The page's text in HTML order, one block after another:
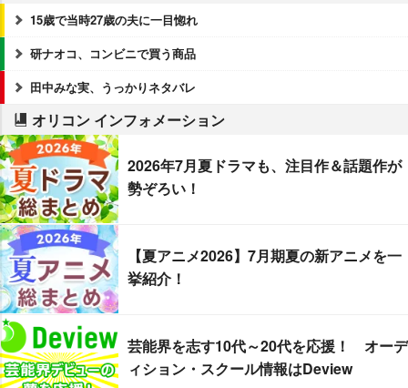
15歳で当時27歳の夫に一目惚れ
研ナオコ、コンビニで買う商品
田中みな実、うっかりネタバレ
オリコン インフォメーション
2026年7月夏ドラマも、注目作＆話題作が
勢ぞろい！
【夏アニメ2026】7月期夏の新アニメを一
挙紹介！
芸能界を志す10代～20代を応援！ オーデ
ィション・スクール情報はDeview